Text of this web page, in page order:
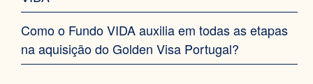
Como o Fundo VIDA auxilia em todas as etapas
na aquisição do Golden Visa Portugal?‍